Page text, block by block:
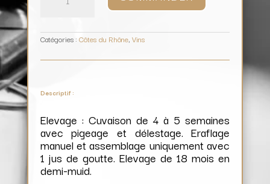
Travers
Catégories : Côtes du Rhône, Vins
Descriptif :
Elevage : Cuvaison de 4 à 5 semaines
avec pigeage et délestage. Eraflage
manuel et assemblage uniquement avec
1 jus de goutte. Elevage de 18 mois en
demi-muid.